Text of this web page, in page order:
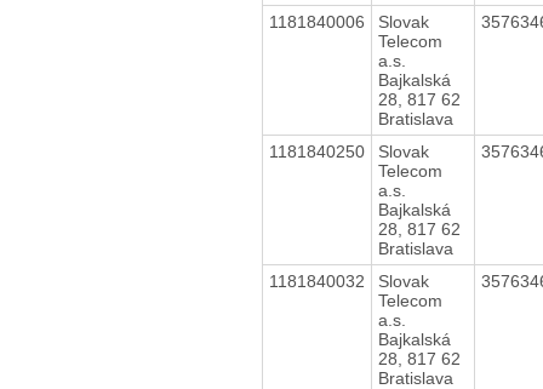
1181840006
Slovak
Telecom
a.s.
Bajkalská
28, 817 62
Bratislava
1181840250
Slovak
Telecom
a.s.
Bajkalská
28, 817 62
Bratislava
1181840032
Slovak
Telecom
a.s.
Bajkalská
28, 817 62
Bratislava